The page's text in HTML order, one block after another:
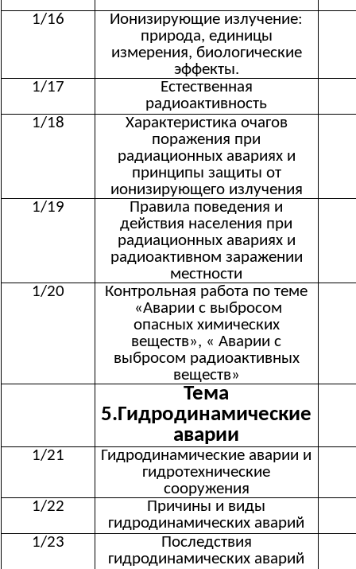
1/16
Ионизирующие излучение:
природа, единицы
измерения, биологические
эффекты.
1/17
Естественная
радиоактивность
1/18
Характеристика очагов
поражения при
радиационных авариях и
принципы защиты от
ионизирующего излучения
1/19
Правила поведения и
действия населения при
радиационных авариях и
радиоактивном заражении
местности
1/20
Контрольная работа по теме
«Аварии с выбросом
опасных химических
веществ», « Аварии с
выбросом радиоактивных
веществ»
Тема
5.Гидродинамические
аварии
1/21
Гидродинамические аварии и
гидротехнические
сооружения
1/22
Причины и виды
гидродинамических аварий
1/23
Последствия
гидродинамических аварий